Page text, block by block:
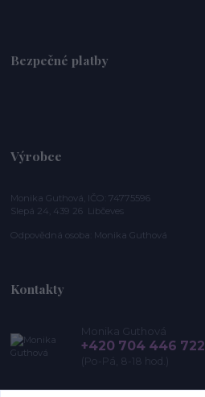
Bezpečné platby
Výrobce
Monika Guthová, IČO: 74775596
Slepá 24, 439 26 Libčeves
Odpovědná osoba: Monika Guthová
Kontakty
Monika Guthová
+420 704 446 722
(Po-Pá, 8-18 hod.)